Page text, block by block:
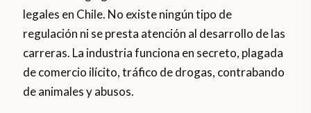
legales en Chile. No existe ningún tipo de
regulación ni se presta atención al desarrollo de las
carreras. La industria funciona en secreto, plagada
de comercio ilícito, tráfico de drogas, contrabando
de animales y abusos.